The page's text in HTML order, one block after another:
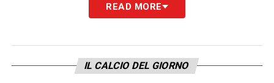
Nehuen Perez continua ad essere
assicurarsi le sue prestazioni.L’ultima
READ MORE
IL CALCIO DEL GIORNO